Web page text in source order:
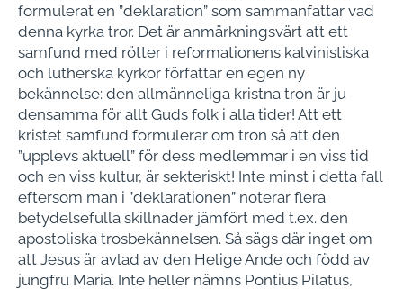
formulerat en ”deklaration” som sammanfattar vad
denna kyrka tror. Det är anmärkningsvärt att ett
samfund med rötter i reformationens kalvinistiska
och lutherska kyrkor författar en egen ny
bekännelse: den allmänneliga kristna tron är ju
densamma för allt Guds folk i alla tider! Att ett
kristet samfund formulerar om tron så att den
”upplevs aktuell” för dess medlemmar i en viss tid
och en viss kultur, är sekteriskt! Inte minst i detta fall
eftersom man i ”deklarationen” noterar flera
betydelsefulla skillnader jämfört med t.ex. den
apostoliska trosbekännelsen. Så sägs där inget om
att Jesus är avlad av den Helige Ande och född av
jungfru Maria. Inte heller nämns Pontius Pilatus,